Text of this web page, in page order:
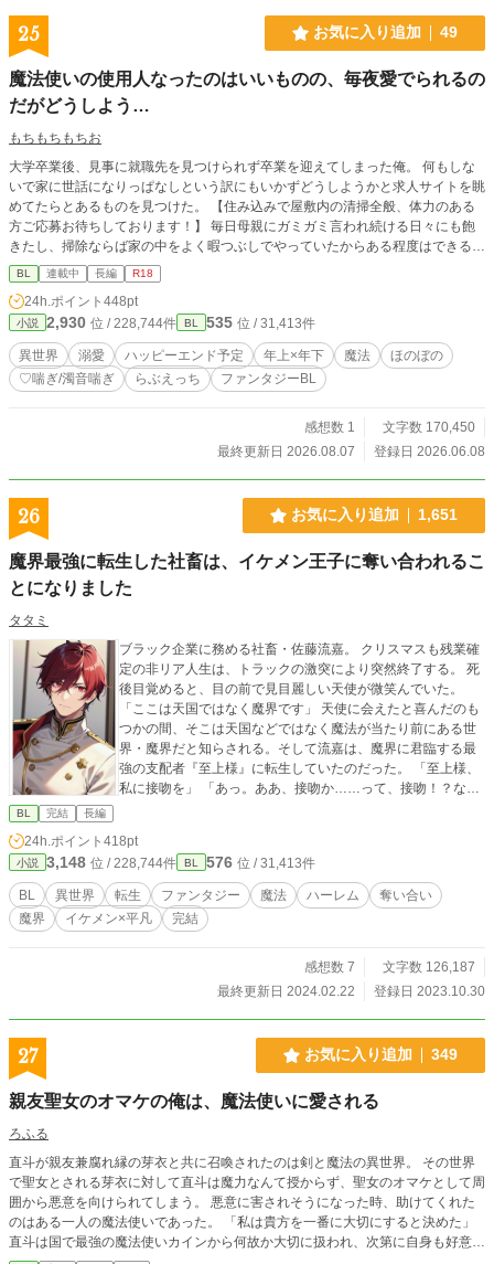
25 お気に入り追加 49
魔法使いの使用人なったのはいいものの、毎夜愛でられるの
だがどうしよう…
もちもちもちお
大学卒業後、見事に就職先を見つけられず卒業を迎えてしまった俺。 何もしな
いで家に世話になりっぱなしという訳にもいかずどうしようかと求人サイトを眺
めてたらとあるものを見つけた。 【住み込みで屋敷内の清掃全般、体力のある
方ご応募お待ちしております！】 毎日母親にガミガミ言われ続ける日々にも飽
きたし、掃除ならば家の中をよく暇つぶしでやっていたからある程度はできる。
体力もまぁ…何とかなるだろう！ そんなふうに気軽に応募をしてしまったのが
運の尽き…｡ 応募した屋敷内にはなんと……魔法使いが主人をしていたのだっ
た。 他のサイトでも投稿しています。
BL 連載中 長編 R18
24h.ポイント 448pt
小説 2,930 位 / 228,744件 BL 535 位 / 31,413件
異世界 溺愛 ハッピーエンド予定 年上×年下 魔法
ほのぼの
♡喘ぎ/濁音喘ぎ
らぶえっち ファンタジーBL
感想数 1
文字数 170,450
最終更新日 2026.08.07
登録日 2026.06.08
26 お気に入り追加 1,651
魔界最強に転生した社畜は、イケメン王子に奪い合われるこ
とになりました
タタミ
ブラック企業に務める社畜・佐藤流嘉。 クリスマスも残業確
定の非リア人生は、トラックの激突により突然終了する。 死
後目覚めると、目の前で見目麗しい天使が微笑んでいた。
「ここは天国ではなく魔界です」 天使に会えたと喜んだのも
つかの間、そこは天国などではなく魔法が当たり前にある世
界・魔界だと知らされる。そして流嘉は、魔界に君臨する最
強の支配者『至上様』に転生していたのだった。 「至上様、
私に接吻を」 「あっ。ああ、接吻か……って、接吻！？なん
の４王子にキスをして、結婚相手を選ばなければならないと
言われて──！？
BL 完結 長編
24h.ポイント 418pt
小説 3,148 位 / 228,744件 BL 576 位 / 31,413件
BL 異世界 転生 ファンタジー 魔法 ハーレム
奪い合い
魔界
イケメン×平凡 完結
感想数 7
文字数 126,187
最終更新日 2024.02.22
登録日 2023.10.30
27 お気に入り追加 349
親友聖女のオマケの俺は、魔法使いに愛される
ろふる
直斗が親友兼腐れ縁の芽衣と共に召喚されたのは剣と魔法の異世界。 その世界
で聖女とされる芽衣に対して直斗は魔力なんて授からず、聖女のオマケとして周
囲から悪意を向けられてしまう。 悪意に害されそうになった時、助けてくれた
のはある一人の魔法使いであった。 「私は貴方を一番に大切にすると決めた」
直斗は国で最強の魔法使いカインから何故か大切に扱われ、次第に自身も好意を